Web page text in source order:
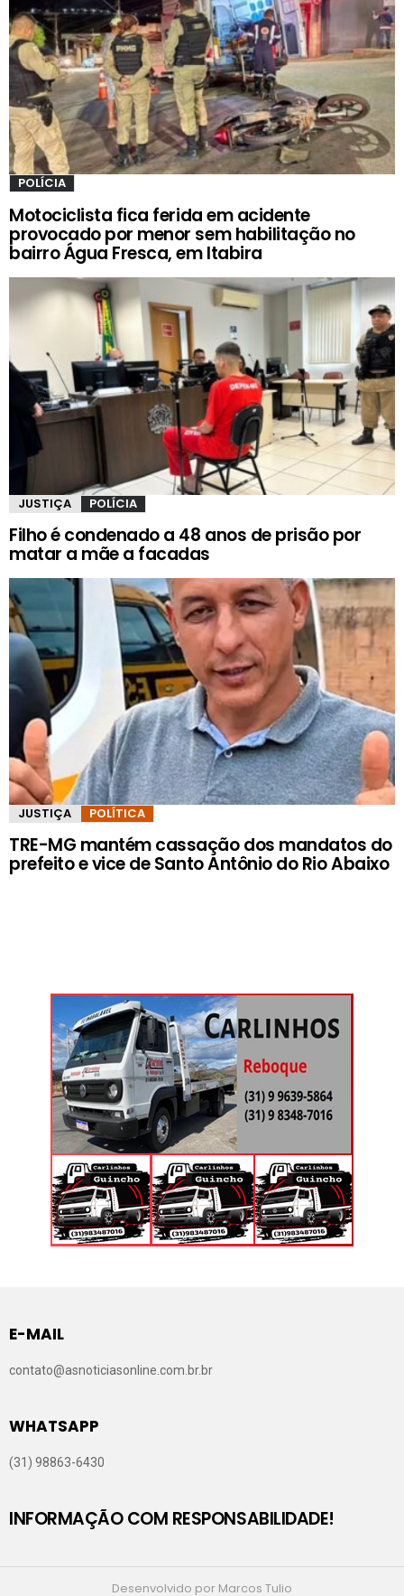
POLÍCIA
Motociclista fica ferida em acidente
provocado por menor sem habilitação no
bairro Água Fresca, em Itabira
JUSTIÇA POLÍCIA
Filho é condenado a 48 anos de prisão por
matar a mãe a facadas
JUSTIÇA POLÍTICA
TRE-MG mantém cassação dos mandatos do
prefeito e vice de Santo Antônio do Rio Abaixo
E-MAIL
contato@asnoticiasonline.com.br.br
WHATSAPP
(31) 98863-6430
INFORMAÇÃO COM RESPONSABILIDADE!
Desenvolvido por Marcos Tulio